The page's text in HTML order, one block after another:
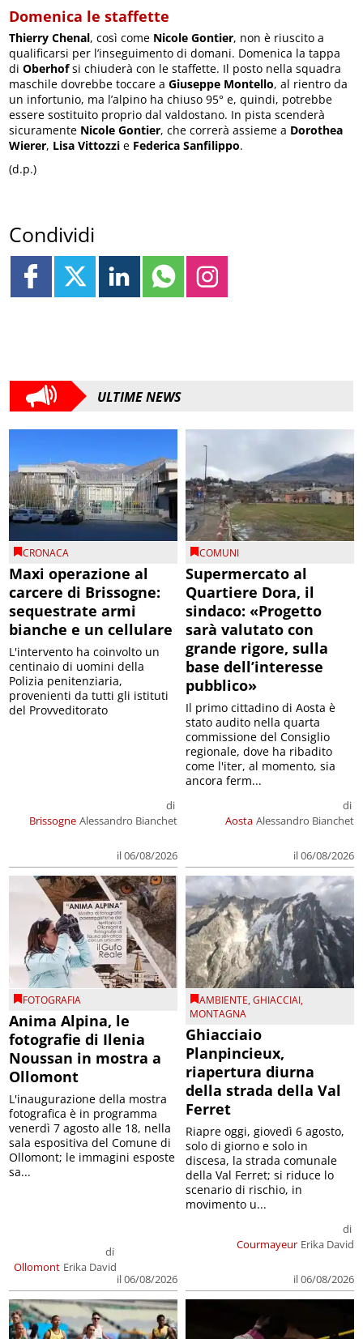
Domenica le staffette
Thierry Chenal, così come Nicole Gontier, non è riuscito a
qualificarsi per l’inseguimento di domani. Domenica la tappa
diOberhofsi chiuderà con le staffette. Il posto nella squadra
maschile dovrebbe toccare aGiuseppe Montello, al rientro da
un infortunio, ma l’alpino ha chiuso 95° e, quindi, potrebbe
essere sostituito proprio dal valdostano. In pista scenderà
sicuramente Nicole Gontier, che correrà assieme a Dorothea
Wierer, Lisa Vittozzi e Federica Sanfilippo.
(d.p.)
Condividi
ULTIME NEWS
CRONACA
Maxi operazione al
carcere di Brissogne:
sequestrate armi
bianche e un cellulare
Brissogne
di
Alessandro Bianchet
il 06/08/2026
L'intervento ha coinvolto un
centinaio di uomini della
Polizia penitenziaria,
provenienti da tutti gli istituti
del Provveditorato
COMUNI
Supermercato al
Quartiere Dora, il
sindaco: «Progetto
sarà valutato con
grande rigore, sulla
base dell’interesse
pubblico»
Aosta
di
Alessandro Bianchet
il 06/08/2026
Il primo cittadino di Aosta è
stato audito nella quarta
commissione del Consiglio
regionale, dove ha ribadito
come l'iter, al momento, sia
ancora ferm...
FOTOGRAFIA
Anima Alpina, le
fotografie di Ilenia
Noussan in mostra a
Ollomont
Ollomont
di
Erika David
il 06/08/2026
L'inaugurazione della mostra
fotografica è in programma
venerdì 7 agosto alle 18, nella
sala espositiva del Comune di
Ollomont; le immagini esposte
sa...
AMBIENTE,GHIACCIAI,
MONTAGNA
Ghiacciaio
Planpincieux,
riapertura diurna
della strada della Val
Ferret
Courmayeur
di
Erika David
il 06/08/2026
Riapre oggi, giovedì 6 agosto,
solo di giorno e solo in
discesa, la strada comunale
della Val Ferret; si riduce lo
scenario di rischio, in
movimento u...